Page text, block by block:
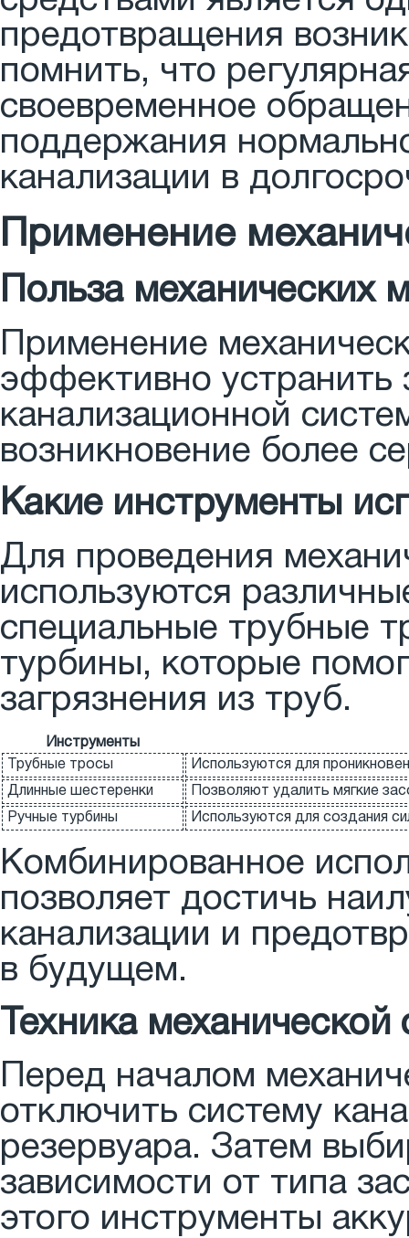
предотвращения
помнить, что
своевременное
поддержания
канализации в
Применение
Польза механических
Применение
эффективно устранить
канализационной
возникновение более
Какие инструменты
Для проведения
используются
специальные трубные
турбины, которые
загрязнения из труб.
Инструменты
Трубные тросы
Используются для
Длинные шестеренки Позволяют удалить мягкие
Ручные турбины Используются для создания
Комбинированное
позволяет достичь
канализации и
в будущем.
Техника механической
Перед началом
отключить систему
резервуара. Затем
зависимости от типа
этого инструменты